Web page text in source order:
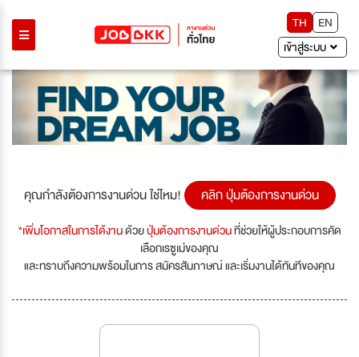
TH
EN
เข้าสู่ระบบ
คุณกำลังต้องการงานด่วน ใช่ไหม! คลิก ปุ่มต้องการงานด่วน
*เพิ่มโอกาสในการได้งานด้วยปุ่มต้องการงานด่วนที่ช่วยให้ผู้ประกอบการคัด
เลือกเรซูเม่ของคุณ
และทราบถึงความพร้อมในการ สมัครสัมภาษณ์ และเริ่มงานได้ทันทีของคุณ